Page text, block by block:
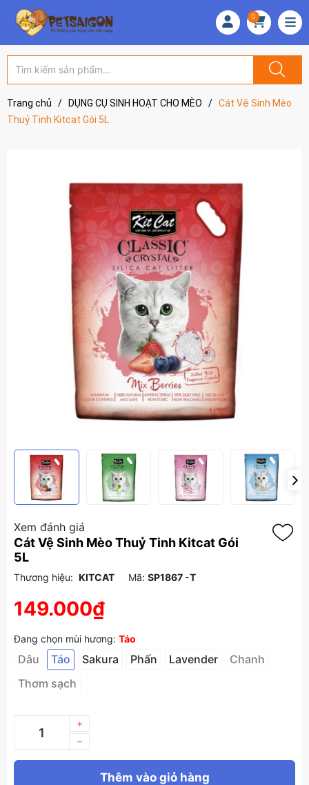
0
Trang chủ / DỤNG CỤ SINH HOẠT CHO MÈO / Cát Vệ Sinh Mèo
Thuỷ Tinh Kitcat Gói 5L
Xem đánh giá
Cát Vệ Sinh Mèo Thuỷ Tinh Kitcat Gói
5L
Thương hiệu: KITCAT Mã: SP1867 -T
149.000₫
Đang chọn mùi hương: Táo
Dâu Táo Sakura Phấn Lavender
Chanh
Thơm sạch
–
+
Thêm vào giỏ hàng